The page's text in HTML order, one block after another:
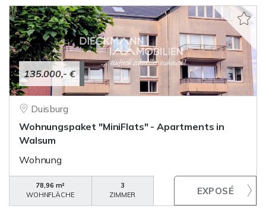
135.000,- €
Duisburg
Wohnungspaket "MiniFlats" - Apartments in
Walsum
Wohnung
78,96 m²
WOHNFLÄCHE
3
ZIMMER